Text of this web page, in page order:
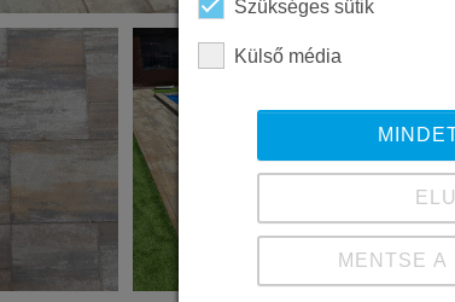
Szükséges sütik
Külső média
MENTSE A